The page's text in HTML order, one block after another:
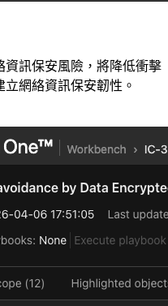
資訊保安風險，將降低衝擊
網絡資訊保安韌性。